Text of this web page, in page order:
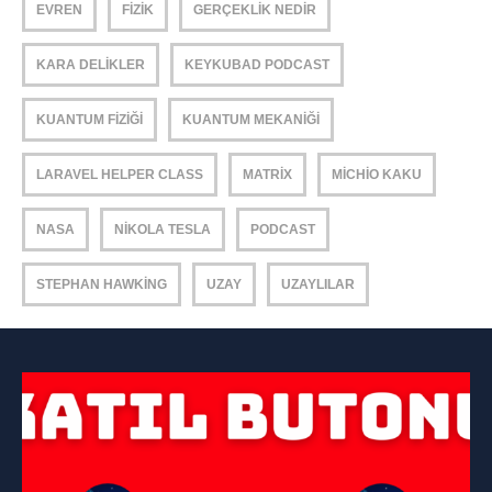
EVREN FIZIK GERÇEKLIK NEDIR
KARA DELIKLER KEYKUBAD PODCAST
KUANTUM FIZIĞI KUANTUM MEKANIĞI
LARAVEL HELPER CLASS MATRIX MICHIO KAKU
NASA NIKOLA TESLA PODCAST
STEPHAN HAWKING UZAY UZAYLILAR